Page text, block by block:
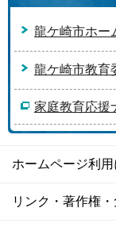
龍ケ崎市ホー
龍ケ崎市教育
家庭教育応援
ホームページ利用
リンク・著作権